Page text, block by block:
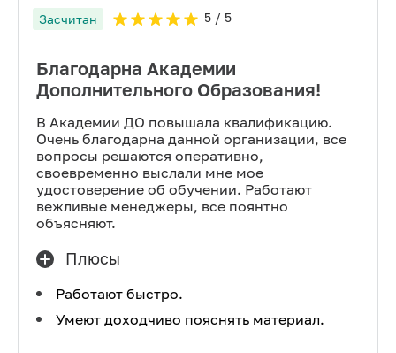
Засчитан 5/ 5
Благодарна Академии
Дополнительного Образования!
В Академии ДО повышала квалификацию.
Очень благодарна данной организации, все
вопросы решаются оперативно,
своевременно выслали мне мое
удостоверение об обучении. Работают
вежливые менеджеры, все поянтно
объясняют.
Плюсы
Работают быстро.
Умеют доходчиво пояснять материал.